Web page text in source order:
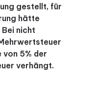
gestellt, für
hätte
Bei nicht
von 5% der
verhängt.